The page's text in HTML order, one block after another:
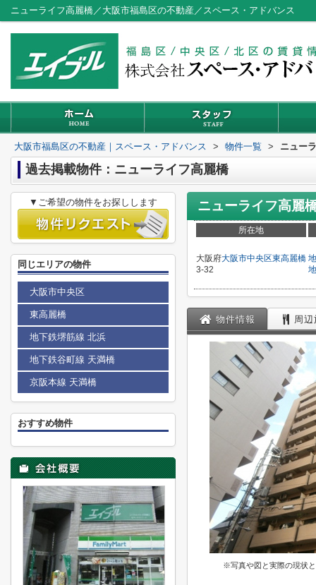
ニューライフ高麗橋／大阪市福島区の不動産／スペース・アドバンス
大阪市福島区の不動産｜スペース・アドバンス > 物件一覧 > ニュー
過去掲載物件：ニューライフ高麗橋
ニューライフ高麗
所在地
大阪府大阪市中央区東高麗橋
3-32
物件情報 周
※写真や図と実際の現状
▼ご希望の物件をお探しします
同じエリアの物件
大阪市中央区
東高麗橋
地下鉄堺筋線 北浜
地下鉄谷町線 天満橋
京阪本線 天満橋
おすすめ物件